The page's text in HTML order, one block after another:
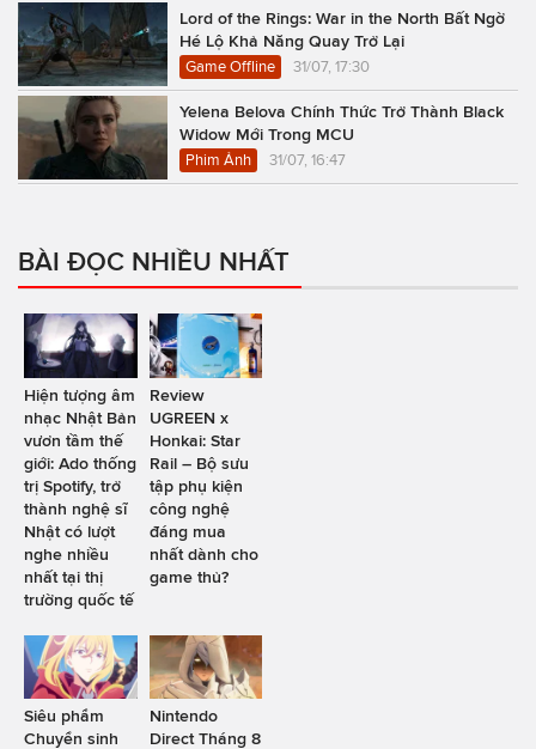
Lord of the Rings: War in the North Bất Ngờ
Hé Lộ Khả Năng Quay Trở Lại
Game Offline 31/07, 17:30
Yelena Belova Chính Thức Trở Thành Black
Widow Mới Trong MCU
Phim Ảnh 31/07, 16:47
BÀI ĐỌC NHIỀU NHẤT
Hiện tượng âm
nhạc Nhật Bản
vươn tầm thế
giới: Ado thống
trị Spotify, trở
thành nghệ sĩ
Nhật có lượt
nghe nhiều
nhất tại thị
trường quốc tế
Review
UGREEN x
Honkai: Star
Rail – Bộ sưu
tập phụ kiện
công nghệ
đáng mua
nhất dành cho
game thủ?
Siêu phẩm
Chuyển sinh
Nintendo
Direct Tháng 8